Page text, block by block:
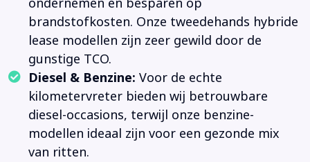
brandstofkosten. Onze tweedehands hybride
lease modellen zijn zeer gewild door de
gunstige TCO.
Diesel & Benzine: Voor de echte
kilometervreter bieden wij betrouwbare
diesel-occasions, terwijl onze benzine-
modellen ideaal zijn voor een gezonde mix
van ritten.